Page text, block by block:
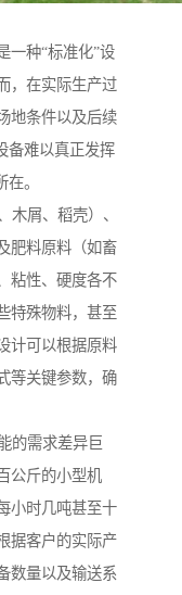
一种“标准化”设
，在实际生产过
地条件以及后续
备难以真正发挥
。
木屑、稻壳）、
肥料原料（如畜
粘性、硬度各不
特殊物料，甚至
计可以根据原料
等关键参数，确
的需求差异巨
公斤的小型机
小时几吨甚至十
据客户的实际产
数量以及输送系